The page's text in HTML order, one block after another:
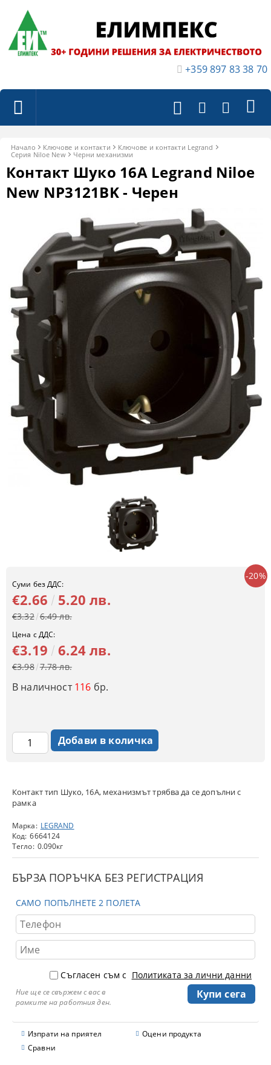
+359 897 83 38 70
Начало Ключове и контакти
Ключове и контакти Legrand
Серия Niloe New
Черни механизми
Контакт Шуко 16A Legrand Niloe
New NP3121BK - Черен
Контакт тип Шуко, 16A, механизмът трябва да се допълни с
рамка
Марка: LEGRAND
Код: 6664124
Тегло: 0.090кг
БЪРЗА ПОРЪЧКА БЕЗ РЕГИСТРАЦИЯ
САМО ПОПЪЛНЕТЕ 2 ПОЛЕТА
Съгласен съм с Политиката за лични данни
Ние ще се свържем с вас в
рамките на работния ден.
Изпрати на приятел
Оцени продукта
Сравни
-20%
Суми без ДДС:
€2.66 5.20 лв.
€3.32 6.49 лв.
Цена с ДДС:
€3.19 6.24 лв.
€3.98 7.78 лв.
В наличност116 бр.